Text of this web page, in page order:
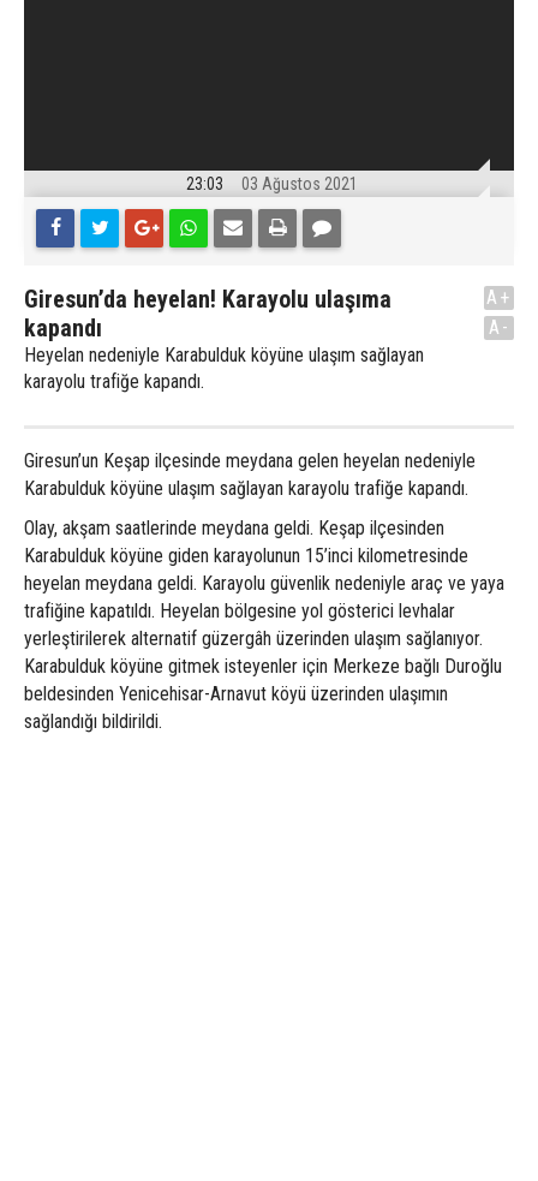
23:03 03 Ağustos 2021
Giresun’da heyelan! Karayolu ulaşıma
kapandı
Heyelan nedeniyle Karabulduk köyüne ulaşım sağlayan
karayolu trafiğe kapandı.
A+
A-
Giresun’un Keşap ilçesinde meydana gelen heyelan nedeniyle
Karabulduk köyüne ulaşım sağlayan karayolu trafiğe kapandı.
Olay, akşam saatlerinde meydana geldi. Keşap ilçesinden
Karabulduk köyüne giden karayolunun 15’inci kilometresinde
heyelan meydana geldi. Karayolu güvenlik nedeniyle araç ve yaya
trafiğine kapatıldı. Heyelan bölgesine yol gösterici levhalar
yerleştirilerek alternatif güzergâh üzerinden ulaşım sağlanıyor.
Karabulduk köyüne gitmek isteyenler için Merkeze bağlı Duroğlu
beldesinden Yenicehisar-Arnavut köyü üzerinden ulaşımın
sağlandığı bildirildi.